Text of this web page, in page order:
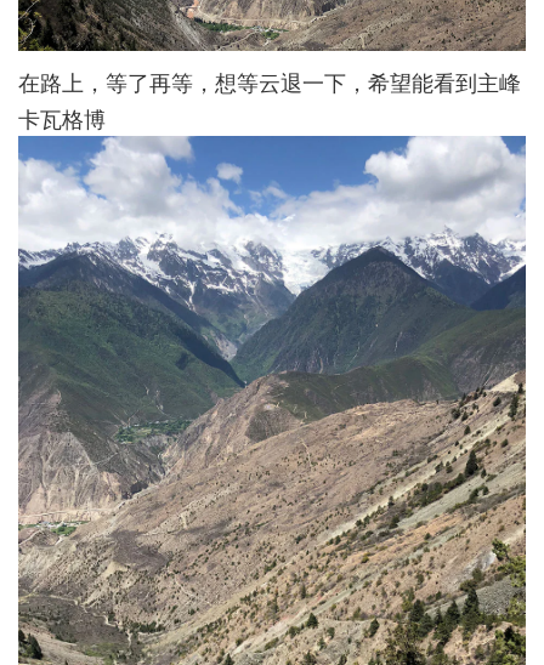
在路上，等了再等，想等云退一下，希望能看到主峰
卡瓦格博